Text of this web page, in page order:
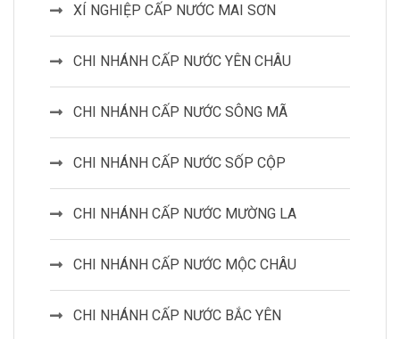
XÍ NGHIỆP CẤP NƯỚC MAI SƠN
CHI NHÁNH CẤP NƯỚC YÊN CHÂU
CHI NHÁNH CẤP NƯỚC SÔNG MÃ
CHI NHÁNH CẤP NƯỚC SỐP CỘP
CHI NHÁNH CẤP NƯỚC MƯỜNG LA
CHI NHÁNH CẤP NƯỚC MỘC CHÂU
CHI NHÁNH CẤP NƯỚC BẮC YÊN